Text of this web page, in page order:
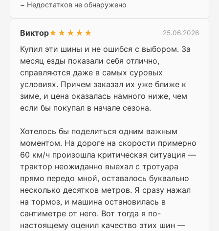
− Недостатков не обнаружено
Виктор★★★★★ 25.06.2026
Купил эти шины и не ошибся с выбором. За
месяц езды показали себя отлично,
справляются даже в самых суровых
условиях. Причем заказал их уже ближе к
зиме, и цена оказалась намного ниже, чем
если бы покупал в начале сезона.
Хотелось бы поделиться одним важным
моментом. На дороге на скорости примерно
60 км/ч произошла критическая ситуация —
трактор неожиданно выехал с тротуара
прямо передо мной, оставалось буквально
несколько десятков метров. Я сразу нажал
на тормоз, и машина остановилась в
сантиметре от него. Вот тогда я по-
настоящему оценил качество этих шин —